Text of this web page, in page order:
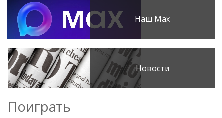
Наш Max
Новости
Поиграть